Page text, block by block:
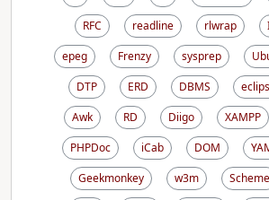
RFC
readline rlwrap
epeg
Frenzy sysprep
DTP
ERD DBMS
Awk
RD Diigo XAMPP
PHPDoc
iCab DOM
Geekmonkey
w3m Scheme